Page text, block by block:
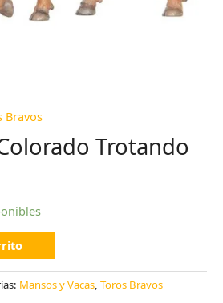
Bravos
Trotando
Mansos y Vacas, Toros Bravos